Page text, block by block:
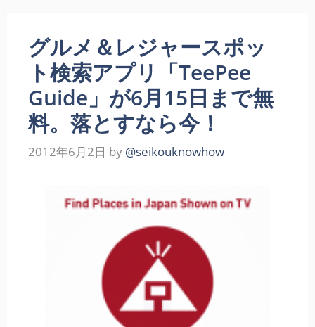
グルメ＆レジャースポッ
ト検索アプリ「TeePee
Guide」が6月15日まで無
料。落とすなら今！
2012年6月2日 by @seikouknowhow